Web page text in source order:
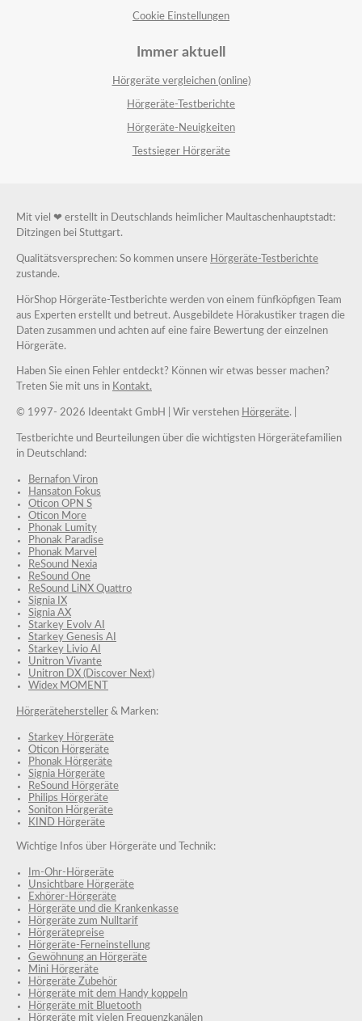
Cookie Einstellungen
Immer aktuell
Hörgeräte vergleichen (online)
Hörgeräte-Testberichte
Hörgeräte-Neuigkeiten
Testsieger Hörgeräte
Mit viel ❤ erstellt in Deutschlands heimlicher Maultaschenhauptstadt:
Ditzingen bei Stuttgart.
Qualitätsversprechen: So kommen unsere Hörgeräte-Testberichte
zustande.
HörShop Hörgeräte-Testberichte werden von einem fünfköpfigen Team
aus Experten erstellt und betreut. Ausgebildete Hörakustiker tragen die
Daten zusammen und achten auf eine faire Bewertung der einzelnen
Hörgeräte.
Haben Sie einen Fehler entdeckt? Können wir etwas besser machen?
Treten Sie mit uns in Kontakt.
© 1997- 2026 Ideentakt GmbH | Wir verstehen Hörgeräte. |
Testberichte und Beurteilungen über die wichtigsten Hörgerätefamilien
in Deutschland:
Bernafon Viron
Hansaton Fokus
Oticon OPN S
Oticon More
Phonak Lumity
Phonak Paradise
Phonak Marvel
ReSound Nexia
ReSound One
ReSound LiNX Quattro
Signia IX
Signia AX
Starkey Evolv AI
Starkey Genesis AI
Starkey Livio AI
Unitron Vivante
Unitron DX (Discover Next)
Widex MOMENT
Hörgerätehersteller & Marken:
Starkey Hörgeräte
Oticon Hörgeräte
Phonak Hörgeräte
Signia Hörgeräte
ReSound Hörgeräte
Philips Hörgeräte
Soniton Hörgeräte
KIND Hörgeräte
Wichtige Infos über Hörgeräte und Technik:
Im-Ohr-Hörgeräte
Unsichtbare Hörgeräte
Exhörer-Hörgeräte
Hörgeräte und die Krankenkasse
Hörgeräte zum Nulltarif
Hörgerätepreise
Hörgeräte-Ferneinstellung
Gewöhnung an Hörgeräte
Mini Hörgeräte
Hörgeräte Zubehör
Hörgeräte mit dem Handy koppeln
Hörgeräte mit Bluetooth
Hörgeräte mit vielen Frequenzkanälen